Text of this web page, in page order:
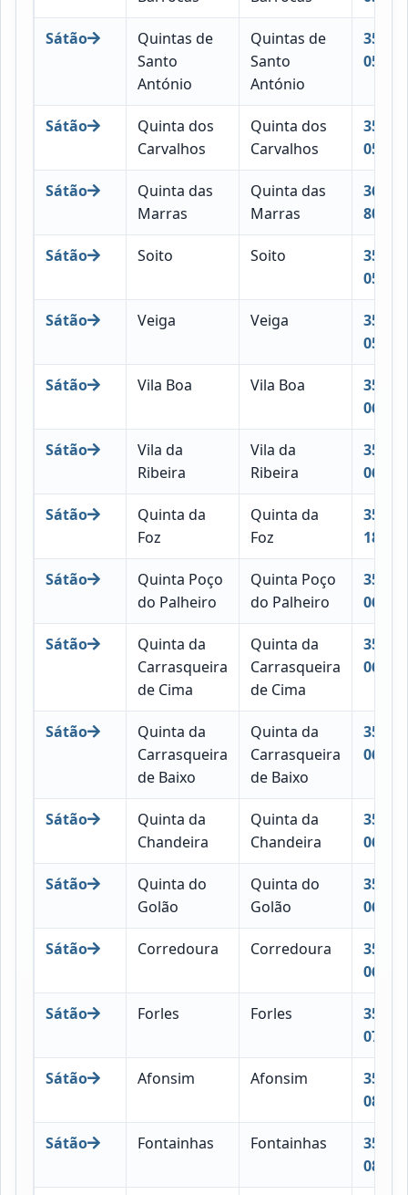
Sátão
Quintas de
Santo
António
Quintas de
Santo
António
3560-
056
Sátão
Quinta dos
Carvalhos
Quinta dos
Carvalhos
3560-
057
Sátão
Quinta das
Marras
Quinta das
Marras
3650-
801
Sátão Soito Soito
3560-
058
Sátão Veiga Veiga
3560-
059
Sátão Vila Boa Vila Boa
3560-
060
Sátão
Vila da
Ribeira
Vila da
Ribeira
3560-
061
Sátão
Quinta da
Foz
Quinta da
Foz
3560-
188
Sátão
Quinta Poço
do Palheiro
Quinta Poço
do Palheiro
3560-
066
Sátão
Quinta da
Carrasqueira
de Cima
Quinta da
Carrasqueira
de Cima
3560-
063
Sátão
Quinta da
Carrasqueira
de Baixo
Quinta da
Carrasqueira
de Baixo
3560-
062
Sátão
Quinta da
Chandeira
Quinta da
Chandeira
3560-
065
Sátão
Quinta do
Golão
Quinta do
Golão
3560-
068
Sátão Corredoura Corredoura
3560-
069
Sátão Forles Forles
3560-
070
Sátão Afonsim Afonsim
3560-
081
Sátão Fontainhas Fontainhas
3560-
082